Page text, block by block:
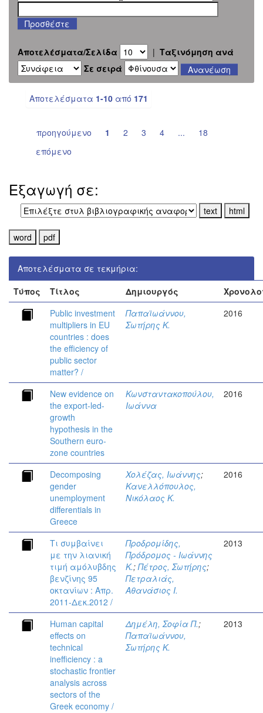
Αποτελέσματα/Σελίδα | Ταξινόμηση ανά
Σε σειρά
Αποτελέσματα 1-10 από 171
προηγούμενο 1 2 3 4 ...
18
επόμενο
Εξαγωγή σε:
Αποτελέσματα σε τεκμήρια:
Τύπος
Τίτλος Δημιουργός
Public investment
multipliers in EU
countries : does
the efficiency of
public sector
matter? /
Παπαϊωάννου,
Σωτήρης Κ.
2016
New evidence on
the export-led-
growth
hypothesis in the
Southern euro-
zone countries
Κωνσταντακοπούλου,
Ιωάννα
2016
Decomposing
gender
unemployment
differentials in
Greece
Χολέζας, Ιωάννης;
Κανελλόπουλος,
Νικόλαος Κ.
2016
Τι συμβαίνει
με την λιανική
τιμή αμόλυβδης
βενζίνης 95
οκτανίων : Απρ.
2011-Δεκ.2012 /
Προδρομίδης,
Πρόδρομος - Ιωάννης
Κ.;Πέτρος, Σωτήρης;
Πετραλιάς,
Αθανάσιος Ι.
2013
Human capital
effects on
technical
inefficiency : a
stochastic frontier
analysis across
sectors of the
Greek economy /
Δημέλη, Σοφία Π.;
Παπαϊωάννου,
Σωτήρης Κ.
2013